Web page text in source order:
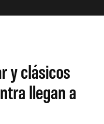
y clásicos
llegan a